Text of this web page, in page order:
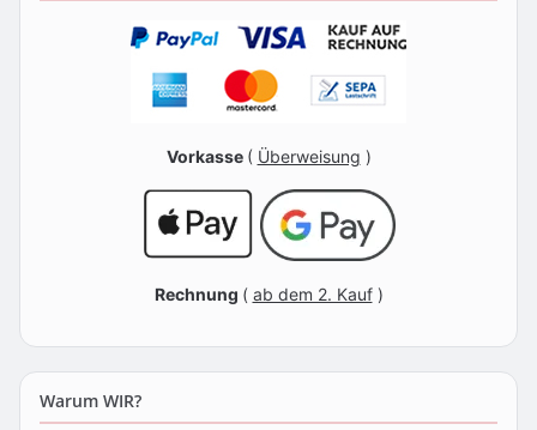
Vorkasse ( Überweisung )
Rechnung ( ab dem 2. Kauf)
Warum WIR?